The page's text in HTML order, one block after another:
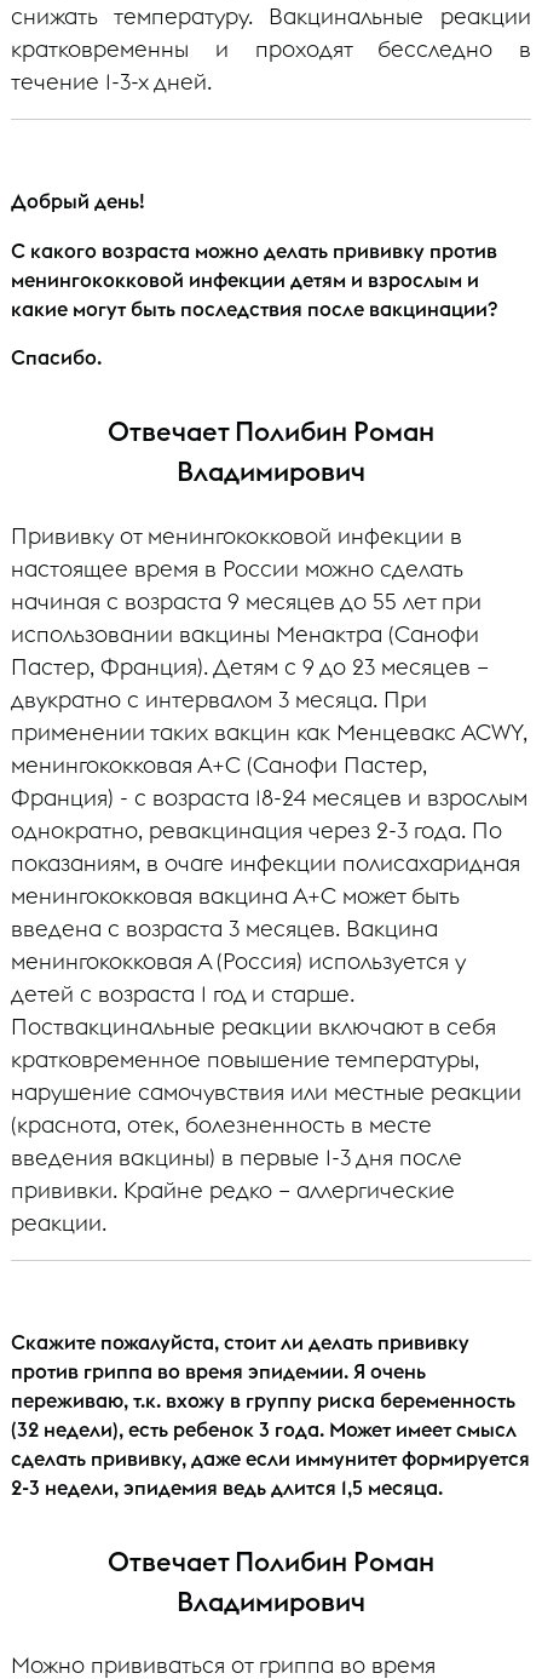
снижать температуру. Вакцинальные реакции
кратковременны и проходят бесследно в
течение 1-3-х дней.
Добрый день!
С какого возраста можно делать прививку против
менингококковой инфекции детям и взрослым и
какие могут быть последствия после вакцинации?
Спасибо.
Отвечает Полибин Роман
Владимирович
Прививку от менингококковой инфекции в
настоящее время в России можно сделать
начиная с возраста 9 месяцев до 55 лет при
использовании вакцины Менактра (Санофи
Пастер, Франция). Детям с 9 до 23 месяцев –
двукратно с интервалом 3 месяца. При
применении таких вакцин как Менцевакс АСWY,
менингококковая А+С (Санофи Пастер,
Франция) - с возраста 18-24 месяцев и взрослым
однократно, ревакцинация через 2-3 года. По
показаниям, в очаге инфекции полисахаридная
менингококковая вакцина А+С может быть
введена с возраста 3 месяцев. Вакцина
менингококковая А (Россия) используется у
детей с возраста 1 год и старше.
Поствакцинальные реакции включают в себя
кратковременное повышение температуры,
нарушение самочувствия или местные реакции
(краснота, отек, болезненность в месте
введения вакцины) в первые 1-3 дня после
прививки. Крайне редко – аллергические
реакции.
Скажите пожалуйста, стоит ли делать прививку
против гриппа во время эпидемии. Я очень
переживаю, т.к. вхожу в группу риска беременность
(32 недели), есть ребенок 3 года. Может имеет смысл
сделать прививку, даже если иммунитет формируется
2-3 недели, эпидемия ведь длится 1,5 месяца.
Отвечает Полибин Роман
Владимирович
Можно прививаться от гриппа во время